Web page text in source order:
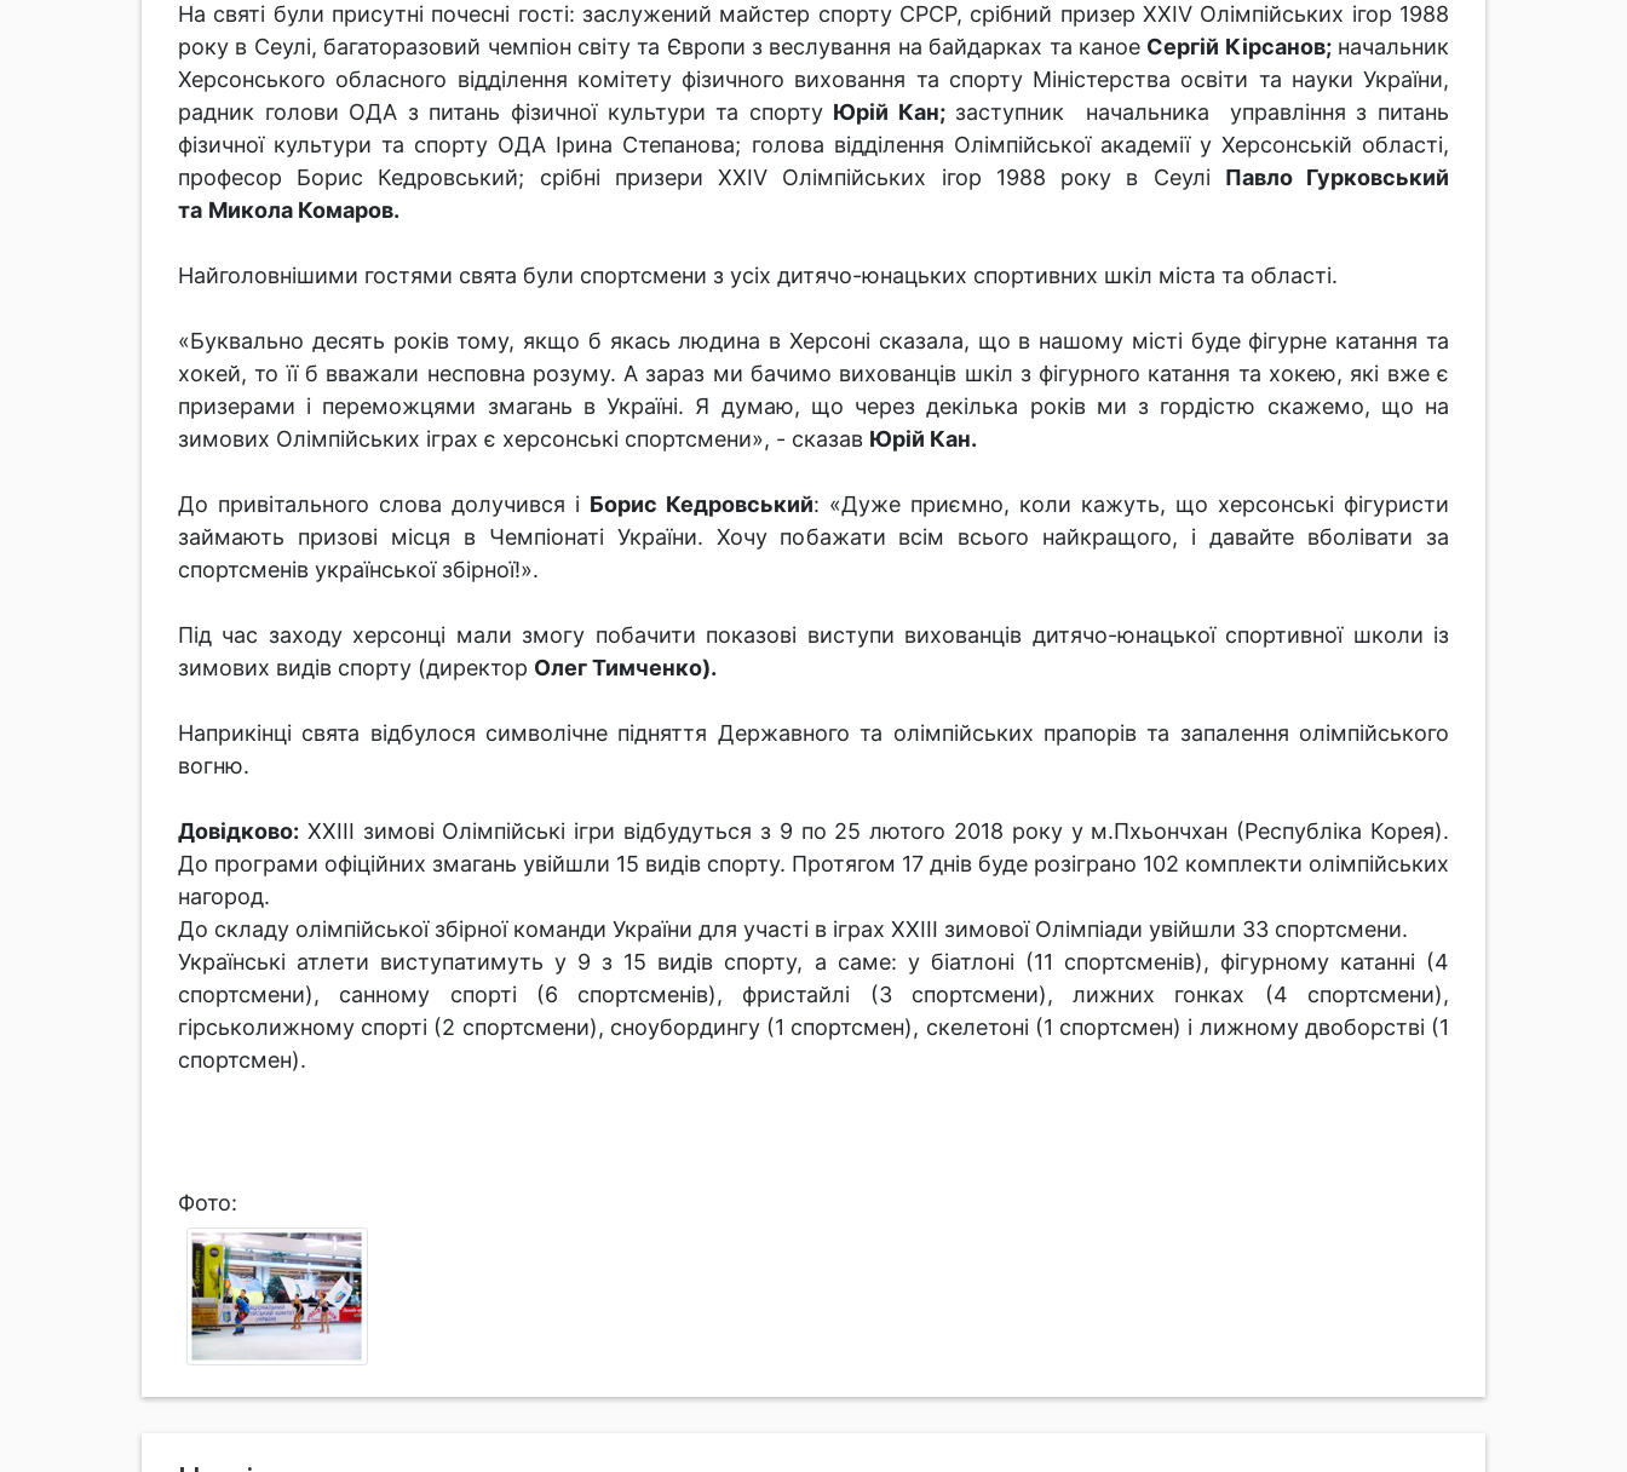
На святі були присутні почесні гості: заслужений майстер спорту СРСР, срібний призер XXIV Олімпійських ігор 1988
року в Сеулі, багаторазовий чемпіон світу та Європи з веслування на байдарках та каное Сергій Кірсанов;начальник
Херсонського обласного відділення комітету фізичного виховання та спорту Міністерства освіти та науки України,
радник голови ОДА з питань фізичної культури та спорту Юрій Кан;заступник начальника управління з питань
фізичної культури та спорту ОДА Ірина Степанова; голова відділення Олімпійської академії у Херсонській області,
професор Борис Кедровський; срібні призери XXIV Олімпійських ігор 1988 року в Сеулі Павло Гурковський
та Микола Комаров.
Найголовнішими гостями свята були спортсмени з усіх дитячо-юнацьких спортивних шкіл міста та області.
«Буквально десять років тому, якщо б якась людина в Херсоні сказала, що в нашому місті буде фігурне катання та
хокей, то її б вважали несповна розуму. А зараз ми бачимо вихованців шкіл з фігурного катання та хокею, які вже є
призерами і переможцями змагань в Україні. Я думаю, що через декілька років ми з гордістю скажемо, що на
зимових Олімпійських іграх є херсонські спортсмени», - сказав Юрій Кан.
До привітального слова долучився і Борис Кедровський: «Дуже приємно, коли кажуть, що херсонські фігуристи
займають призові місця в Чемпіонаті України. Хочу побажати всім всього найкращого, і давайте вболівати за
спортсменів української збірної!».
Під час заходу херсонці мали змогу побачити показові виступи вихованців дитячо-юнацької спортивної школи із
зимових видів спорту (директор Олег Тимченко).
Наприкінці свята відбулося символічне підняття Державного та олімпійських прапорів та запалення олімпійського
вогню.
Довідково: ХХІІІ зимові Олімпійські ігри відбудуться з 9 по 25 лютого 2018 року у м.Пхьончхан (Республіка Корея).
До програми офіційних змагань увійшли 15 видів спорту. Протягом 17 днів буде розіграно 102 комплекти олімпійських
нагород.
До складу олімпійської збірної команди України для участі в іграх ХХІІІ зимової Олімпіади увійшли 33 спортсмени.
Українські атлети виступатимуть у 9 з 15 видів спорту, а саме: у біатлоні (11 спортсменів), фігурному катанні (4
спортсмени), санному спорті (6 спортсменів), фристайлі (3 спортсмени), лижних гонках (4 спортсмени),
гірськолижному спорті (2 спортсмени), сноубордингу (1 спортсмен), скелетоні (1 спортсмен) і лижному двоборстві (1
спортсмен).
Фото: